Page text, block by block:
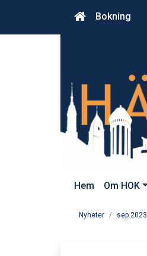
Bokning
Hem Om HOK
Nyheter sep 2023